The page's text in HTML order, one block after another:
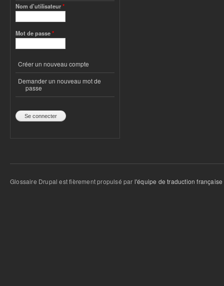
Nom d'utilisateur*
Mot de passe*
Créer un nouveau compte
Demander un nouveau mot de
passe
Glossaire Drupal est fièrement propulsé par l'équipe de traduction française